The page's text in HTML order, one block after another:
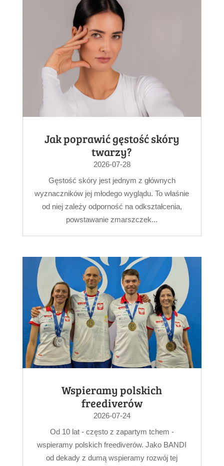
Jak poprawić gęstość skóry
twarzy?
2026-07-28
Gęstość skóry jest jednym z głównych
wyznaczników jej młodego wyglądu. To właśnie
od niej zależy odporność na odkształcenia,
powstawanie zmarszczek...
Wspieramy polskich
freediverów
2026-07-24
Od 10 lat - często z zapartym tchem -
wspieramy polskich freediverów. Jako BANDI
od dekady z dumą wspieramy rozwój tej